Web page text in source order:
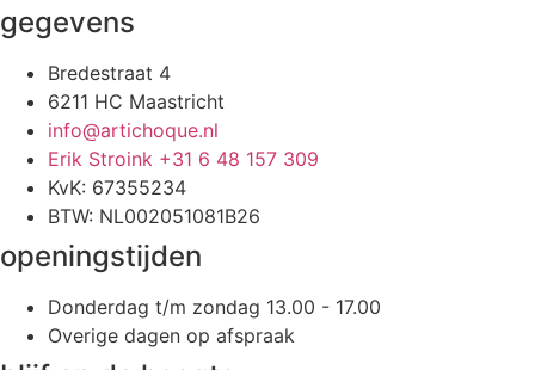
gegevens
Bredestraat 4
6211 HC Maastricht
info@artichoque.nl
Erik Stroink +31 6 48 157 309
KvK: 67355234
BTW: NL002051081B26
openingstijden
Donderdag t/m zondag 13.00 - 17.00
Overige dagen op afspraak